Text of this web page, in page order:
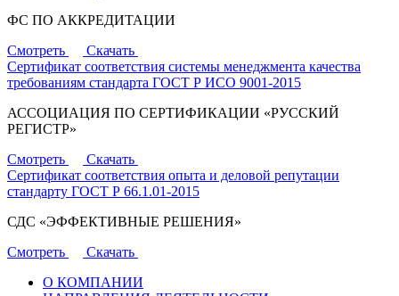
ФС ПО АККРЕДИТАЦИИ
Смотреть
Скачать
Сертификат соответствия системы менеджмента качества
требованиям стандарта ГОСТ Р ИСО 9001-2015
АССОЦИАЦИЯ ПО СЕРТИФИКАЦИИ «РУССКИЙ
РЕГИСТР»
Смотреть
Скачать
Сертификат соответствия опыта и деловой репутации
стандарту ГОСТ Р 66.1.01-2015
СДС «ЭФФЕКТИВНЫЕ РЕШЕНИЯ»
Смотреть
Скачать
О КОМПАНИИ